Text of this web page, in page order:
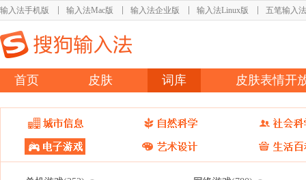
输入法手机版 输入法Mac版 输入法企业版 输入法Linux版 五笔输入法
首页 皮肤 词库 皮肤表情开